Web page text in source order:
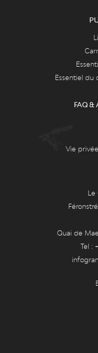
Essentiel du
FAQ &
Vie
Le
Quai de
Tel :